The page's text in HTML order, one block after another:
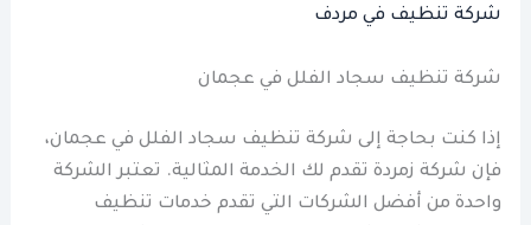
شركة تنظيف في مردف
شركة تنظيف سجاد الفلل في عجمان
إذا كنت بحاجة إلى شركة تنظيف سجاد الفلل في عجمان،
فإن شركة زمردة تقدم لك الخدمة المثالية. تعتبر الشركة
واحدة من أفضل الشركات التي تقدم خدمات تنظيف